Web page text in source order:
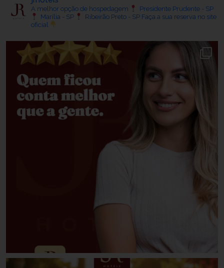
A melhor opção de hospedagem
Presidente Prudente - SP
Marília - SP
Ribeirão Preto - SP Faça a sua reserva no site
oficial